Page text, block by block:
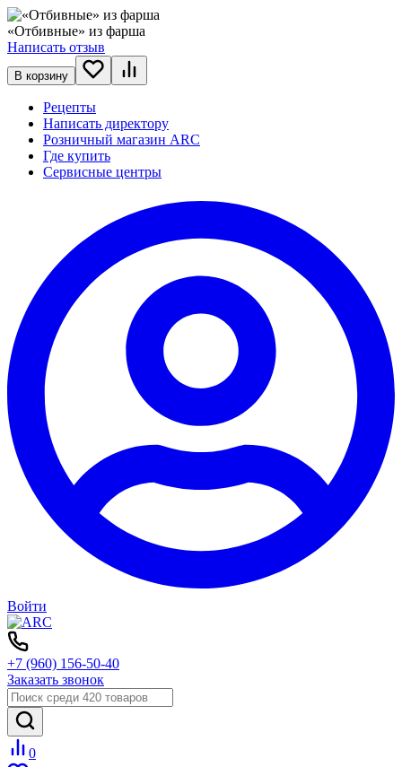
«Отбивные» из фарша
Написать отзыв
В корзину
Рецепты
Написать директору
Розничный магазин ARC
Где купить
Сервисные центры
Войти
+7 (960) 156-50-40
Заказать звонок
0